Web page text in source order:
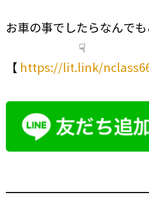
お車の事でしたらなんで
☟
【 https://lit.link/